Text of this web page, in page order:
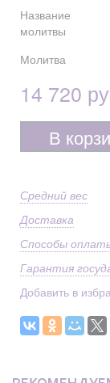
Название
молитвы
Молитва
14 720
В
Средний вес
Доставка
Способы
Гарантия
Добавить в